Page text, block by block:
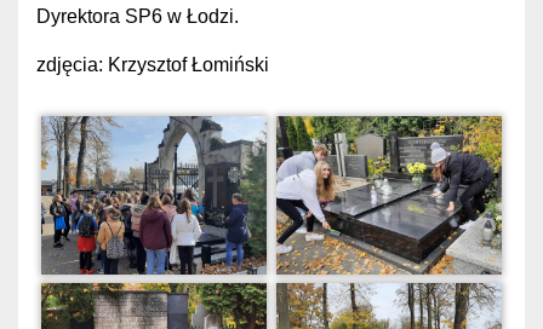
Dyrektora SP6 w Łodzi.
zdjęcia: Krzysztof Łomiński